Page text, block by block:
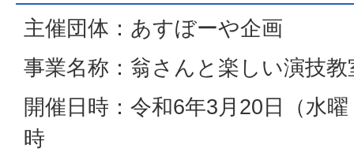
主催団体：あすぼーや企画
事業名称：翁さんと楽しい演技教
開催日時：令和6年3月20日（水
時